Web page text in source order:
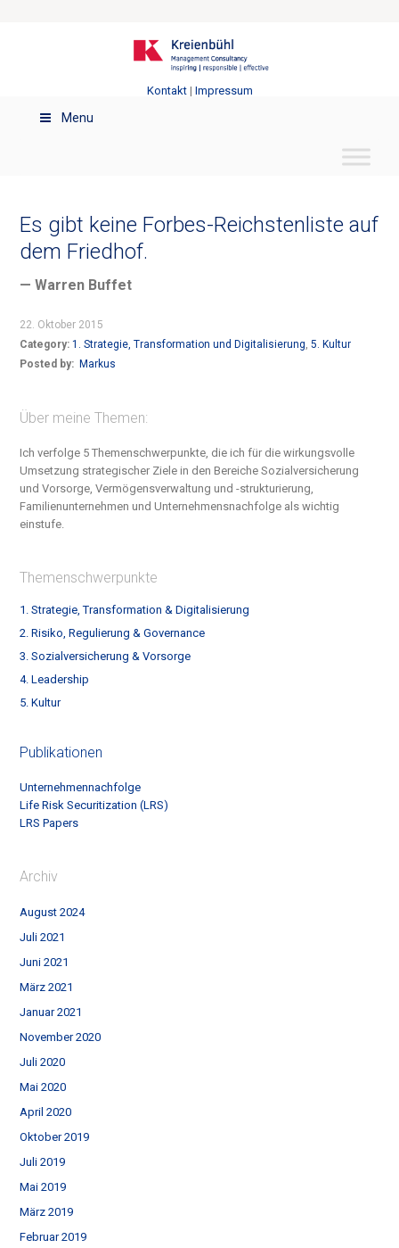
Kontakt| Impressum
Menu
Es gibt keine Forbes-Reichstenliste auf
dem Friedhof.
— Warren Buffet
22. Oktober 2015
Category:1. Strategie, Transformation und Digitalisierung,5. Kultur
Posted by: Markus
Über meine Themen:
Ich verfolge 5 Themenschwerpunkte, die ich für die wirkungsvolle
Umsetzung strategischer Ziele in den Bereiche Sozialversicherung
und Vorsorge, Vermögensverwaltung und -strukturierung,
Familienunternehmen und Unternehmensnachfolge als wichtig
einstufe.
Themenschwerpunkte
1. Strategie, Transformation & Digitalisierung
2. Risiko, Regulierung & Governance
3. Sozialversicherung & Vorsorge
4. Leadership
5. Kultur
Publikationen
Unternehmennachfolge
Life Risk Securitization (LRS)
LRS Papers
Archiv
August 2024
Juli 2021
Juni 2021
März 2021
Januar 2021
November 2020
Juli 2020
Mai 2020
April 2020
Oktober 2019
Juli 2019
Mai 2019
März 2019
Februar 2019